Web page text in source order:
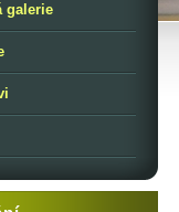
galerie